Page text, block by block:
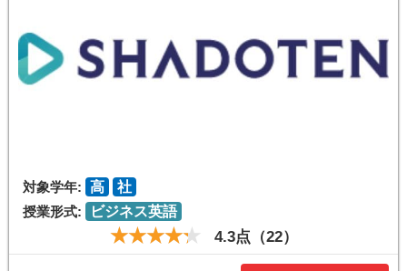
対象学年: 高
社
授業形式:
ビジネス英語
4.3点（22）